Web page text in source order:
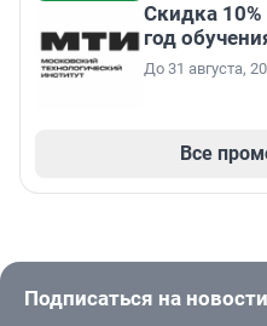
Скидка
год
До 31 августа,
Все
Подписаться на новости